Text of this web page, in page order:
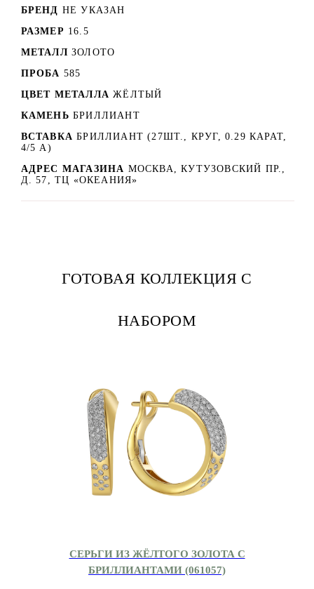
БРЕНД НЕ УКАЗАН
РАЗМЕР 16.5
МЕТАЛЛ ЗОЛОТО
ПРОБА 585
ЦВЕТ МЕТАЛЛА ЖЁЛТЫЙ
КАМЕНЬ БРИЛЛИАНТ
ВСТАВКА БРИЛЛИАНТ (27ШТ., КРУГ, 0.29 КАРАТ,
4/5 А)
АДРЕС МАГАЗИНА МОСКВА, КУТУЗОВСКИЙ ПР.,
Д. 57, ТЦ «ОКЕАНИЯ»
ГОТОВАЯ КОЛЛЕКЦИЯ С
НАБОРОМ
СЕРЬГИ ИЗ ЖЁЛТОГО ЗОЛОТА С
БРИЛЛИАНТАМИ (061057)